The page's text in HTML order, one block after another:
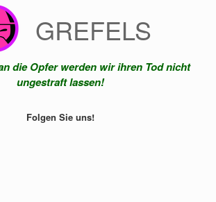
GREFELS
die Opfer werden wir ihren Tod nicht
ungestraft lassen!
Folgen Sie uns!